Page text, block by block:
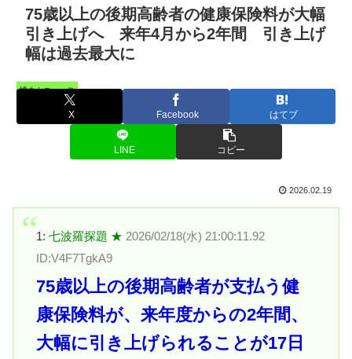
75歳以上の後期高齢者の健康保険料が大幅
引き上げへ 来年4月から2年間 引き上げ
幅は過去最大に
憤まんニュース
X Facebook はてブ
LINE コピー
2026.02.19
1: 七波羅探題 ★ 2026/02/18(水) 21:00:11.92
ID:V4F7TgkA9
75歳以上の後期高齢者が支払う健
康保険料が、来年度からの2年間、
大幅に引き上げられることが17日